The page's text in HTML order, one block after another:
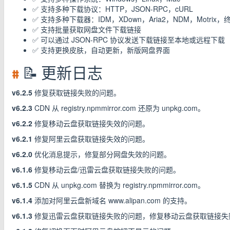
✅ 支持多种下载协议：HTTP，JSON-RPC，cURL
✅ 支持多种下载器：IDM，XDown，Aria2，NDM，Motrix，
✅ 支持批量获取网盘文件下载链接
✅ 可以通过 JSON-RPC 协议发送下载链接至本地或远程下载
✅ 支持更换皮肤，自动更新，新版网盘界面
# 📝 更新日志
v6.2.5 修复获取链接失败的问题。
v6.2.3 CDN 从 registry.npmmirror.com 还原为 unpkg.com。
v6.2.2 修复移动云盘获取链接失效的问题。
v6.2.1 修复阿里云盘获取链接失效的问题。
v6.2.0 优化消息提示，修复部分网盘失效的问题。
v6.1.6 修复移动云盘/迅雷云盘获取链接失败的问题。
v6.1.5 CDN 从 unpkg.com 替换为 registry.npmmirror.com。
v6.1.4 添加对阿里云盘新域名 www.alipan.com 的支持。
v6.1.3 修复迅雷云盘获取链接失败的问题，修复移动云盘获取链接失